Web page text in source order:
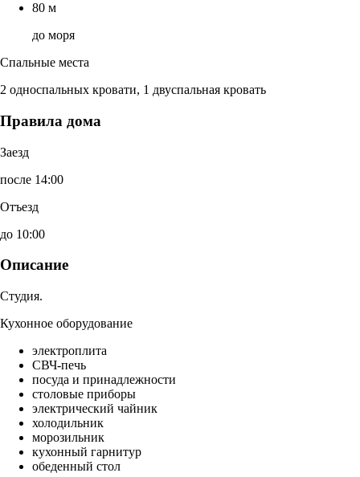
80 м
до моря
Спальные места
2 односпальных кровати, 1 двуспальная кровать
Правила дома
Заезд
после 14:00
Отъезд
до 10:00
Описание
Студия.
Кухонное оборудование
электроплита
СВЧ-печь
посуда и принадлежности
столовые приборы
электрический чайник
холодильник
морозильник
кухонный гарнитур
обеденный стол